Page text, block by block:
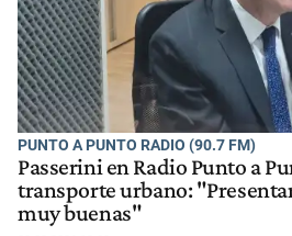
PUNTO A PUNTO RADIO (90.7 FM)
Passerini en Radio Punto a
transporte urbano:
muy buenas"